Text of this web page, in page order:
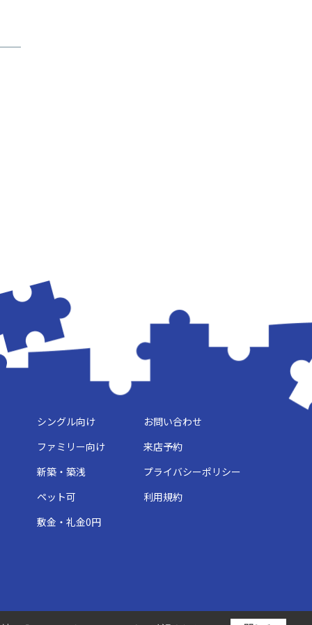
シングル向け
お問い合わせ
ファミリー向け
来店予約
新築・築浅
プライバシーポリシー
ペット可
利用規約
敷金・礼金0円